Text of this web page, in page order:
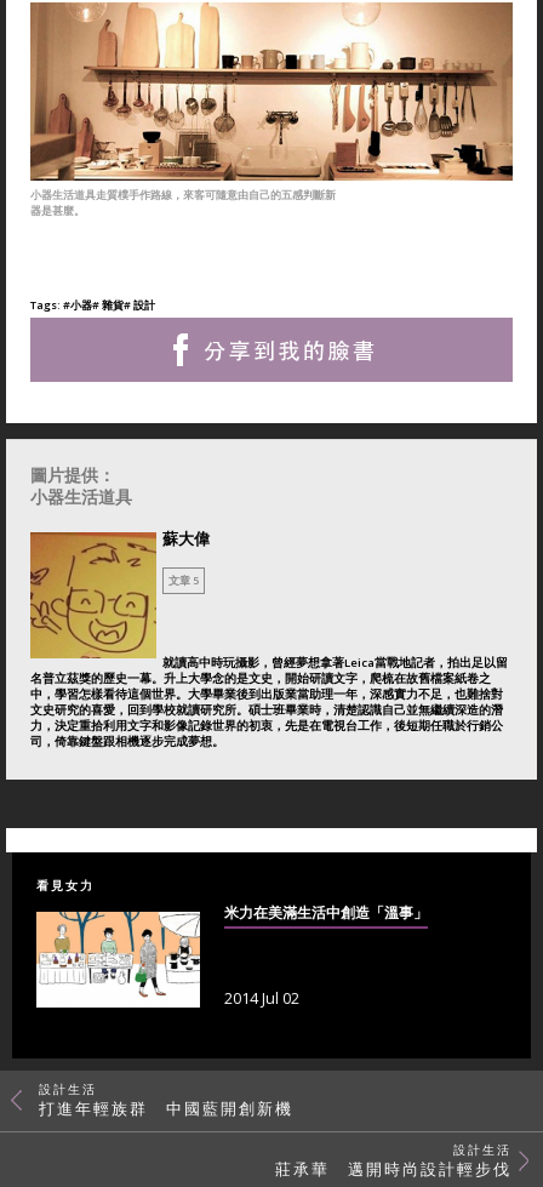
小器生活道具走質樸手作路線，來客可隨意由自己的五感判斷新
器是甚麼。
Tags: #小器# 雜貨# 設計
圖片提供：
小器生活道具
蘇大偉
文章 5
就讀高中時玩攝影，曾經夢想拿著Leica當戰地記者，拍出足以留
名普立茲獎的歷史一幕。升上大學念的是文史，開始研讀文字，爬梳在故舊檔案紙卷之
中，學習怎樣看待這個世界。大學畢業後到出版業當助理一年，深感實力不足，也難捨對
文史研究的喜愛，回到學校就讀研究所。碩士班畢業時，清楚認識自己並無繼續深造的潛
力，決定重拾利用文字和影像記錄世界的初衷，先是在電視台工作，後短期任職於行銷公
司，倚靠鍵盤跟相機逐步完成夢想。
看見女力
米力在美滿生活中創造「溫事」
2014 Jul 02
設計生活
打進年輕族群 中國藍開創新機
設計生活
莊承華 邁開時尚設計輕步伐